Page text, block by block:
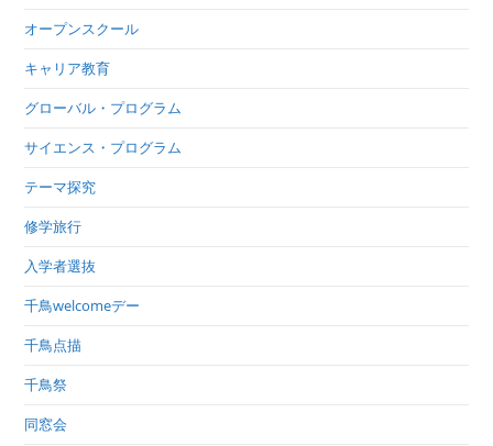
オープンスクール
キャリア教育
グローバル・プログラム
サイエンス・プログラム
テーマ探究
修学旅行
入学者選抜
千鳥welcomeデー
千鳥点描
千鳥祭
同窓会